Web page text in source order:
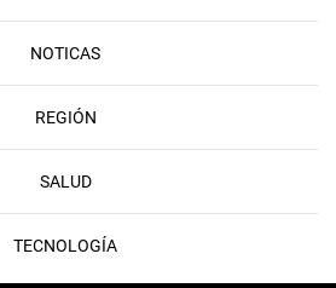
NOTICAS
REGIÓN
SALUD
TECNOLOGÍA